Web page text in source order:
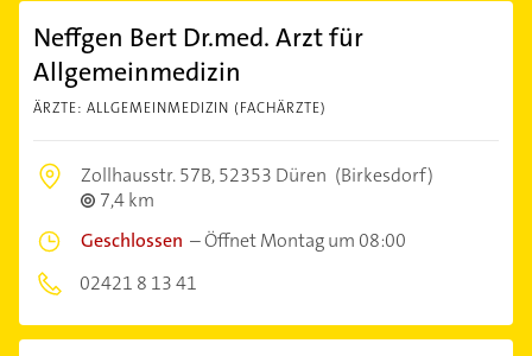
Neffgen Bert Dr.med. Arzt für
Allgemeinmedizin
ÄRZTE: ALLGEMEINMEDIZIN (FACHÄRZTE)
Zollhausstr. 57B,52353 Düren (Birkesdorf)
7,4 km
Geschlossen –Öffnet Montag um 08:00
02421 8 13 41